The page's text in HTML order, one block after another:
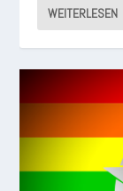
WEITERLESEN